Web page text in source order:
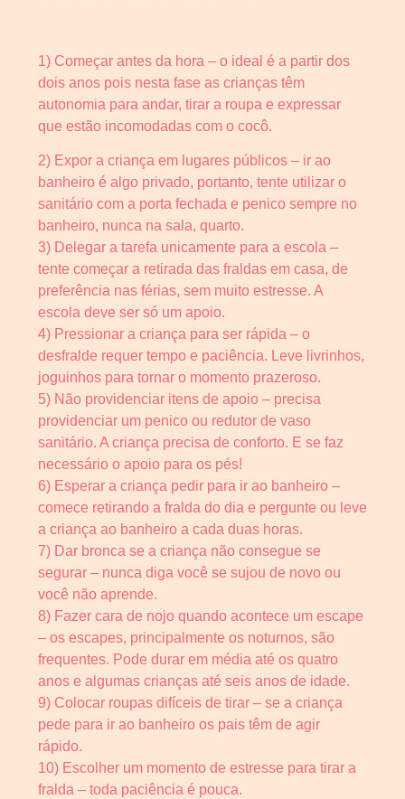
1) Começar antes da hora – o ideal é a partir dos
dois anos pois nesta fase as crianças têm
autonomia para andar, tirar a roupa e expressar
que estão incomodadas com o cocô.
2) Expor a criança em lugares públicos – ir ao
banheiro é algo privado, portanto, tente utilizar o
sanitário com a porta fechada e penico sempre no
banheiro, nunca na sala, quarto.
3) Delegar a tarefa unicamente para a escola –
tente começar a retirada das fraldas em casa, de
preferência nas férias, sem muito estresse. A
escola deve ser só um apoio.
4) Pressionar a criança para ser rápida – o
desfralde requer tempo e paciência. Leve livrinhos,
joguinhos para tornar o momento prazeroso.
5) Não providenciar itens de apoio – precisa
providenciar um penico ou redutor de vaso
sanitário. A criança precisa de conforto. E se faz
necessário o apoio para os pés!
6) Esperar a criança pedir para ir ao banheiro –
comece retirando a fralda do dia e pergunte ou leve
a criança ao banheiro a cada duas horas.
7) Dar bronca se a criança não consegue se
segurar – nunca diga você se sujou de novo ou
você não aprende.
8) Fazer cara de nojo quando acontece um escape
– os escapes, principalmente os noturnos, são
frequentes. Pode durar em média até os quatro
anos e algumas crianças até seis anos de idade.
9) Colocar roupas difíceis de tirar – se a criança
pede para ir ao banheiro os pais têm de agir
rápido.
10) Escolher um momento de estresse para tirar a
fralda – toda paciência é pouca.